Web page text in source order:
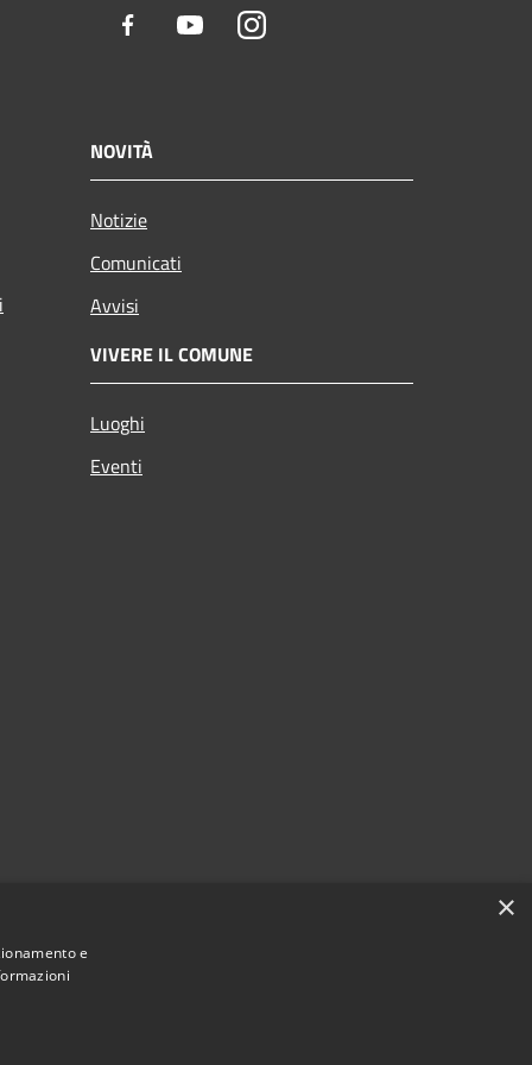
Facebook YoutubeInstagram
NOVITÀ
Notizie
Comunicati
Avvisi
VIVERE IL COMUNE
Luoghi
Eventi
×
e